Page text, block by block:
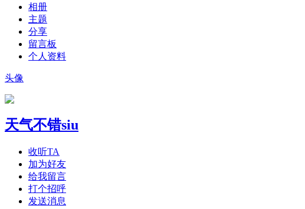
相册
主题
分享
留言板
个人资料
头像
天气不错siu
收听TA
加为好友
给我留言
打个招呼
发送消息